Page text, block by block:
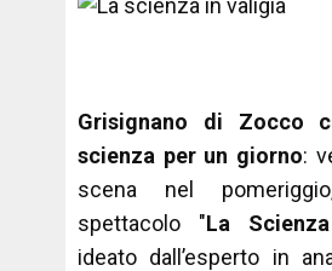
Grisignano di Zocco
scienza per un giorno:
scena nel
spettacolo "La
ideato dall’esperto in